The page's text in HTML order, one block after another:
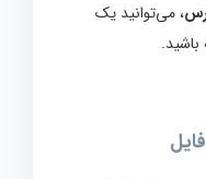
، می‌توانید یک
باشید.